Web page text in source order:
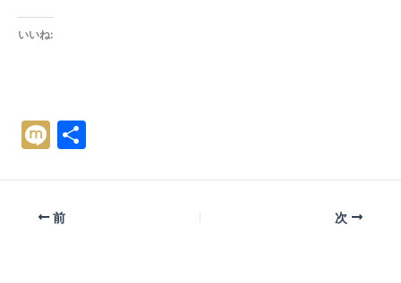
いいね:
M
i
前 次